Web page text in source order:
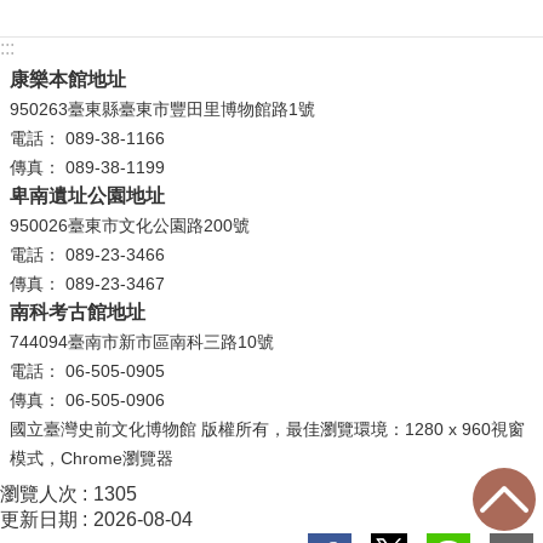
專
區
友
善
措
施
服
務
服
務
信
箱
網
導
覽
:::
康樂本館地址
950263臺東縣臺東市豐田里博物館路1號
電話： 089-38-1166
傳真： 089-38-1199
卑南遺址公園地址
950026臺東市文化公園路200號
電話： 089-23-3466
傳真： 089-23-3467
南科考古館地址
744094臺南市新市區南科三路10號
電話： 06-505-0905
傳真： 06-505-0906
國立臺灣史前文化博物館 版權所有，最佳瀏覽環境：1280 x 960視窗
模式，Chrome瀏覽器
瀏覽人次
1305
更新日期
2026-08-04